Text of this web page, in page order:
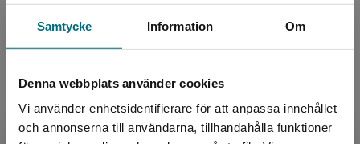
Samtycke Information Om
Denna webbplats använder cookies
Vi använder enhetsidentifierare för att anpassa innehållet
och annonserna till användarna, tillhandahålla funktioner
Artikelnummer:
46650-01
Sidantal:
104
Köp- och leveransvillkor